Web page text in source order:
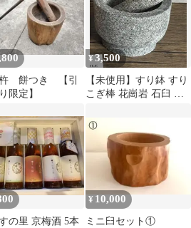
餅つき 【引
限定】
¥3,500
【未使用】すり鉢 すり
こぎ棒 花崗岩 石臼 ス
鉢 M32
の里 京梅酒 5本
¥10,000
ミニ臼セット①